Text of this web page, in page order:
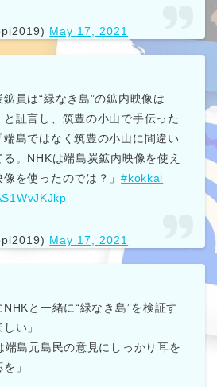
May 17, 2021
員は“緑なき島”の鉱内映像は
と証言し、筑豊の小山で手伝った
端島ではなく筑豊の小山に間違い
。NHKは端島炭鉱内映像を使え
像を使ったのでは？」#kokkai
May 17, 2021
と一緒に“緑なき島”を検証す
い」
端島元島民の意見にしっかり耳を
」